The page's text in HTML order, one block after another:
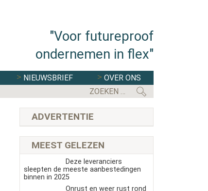
"Voor futureproof
ondernemen in flex"
NIEUWSBRIEF
OVER ONS
ADVERTENTIE
MEEST GELEZEN
Deze leveranciers
sleepten de meeste aanbestedingen
binnen in 2025
Onrust en weer rust rond